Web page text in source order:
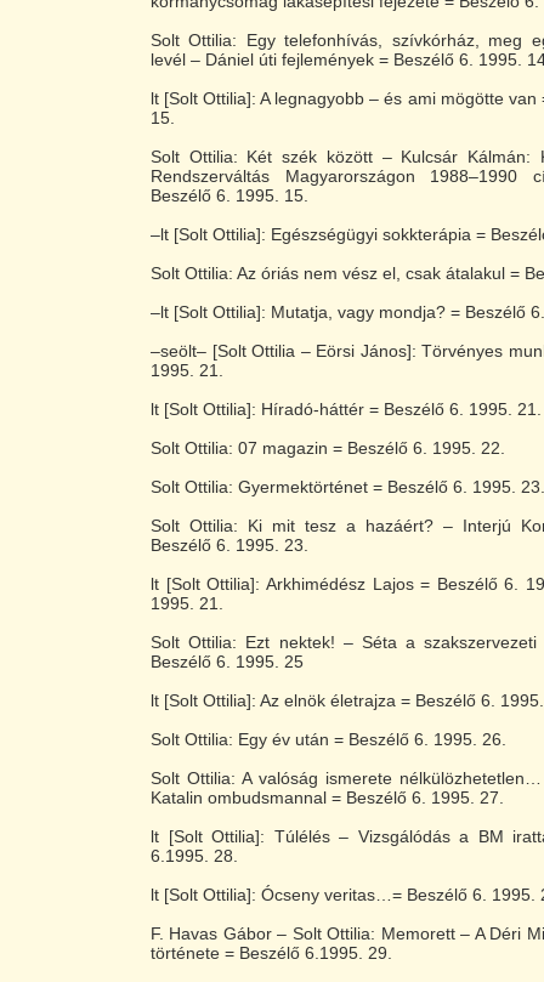
Solt Ottilia: Egy telefonhívás, szívkórház, meg
levél – Dániel úti fejlemények = Beszélő 6. 1995.
lt [Solt Ottilia]: A legnagyobb – és ami mögötte van
15.
Solt Ottilia: Két szék között – Kulcsár Kálmán:
Rendszerváltás Magyarországon 1988–1990
Beszélő 6. 1995. 15.
–lt [Solt Ottilia]: Egészségügyi sokkterápia =
Solt Ottilia: Az óriás nem vész el, csak átalakul =
–lt [Solt Ottilia]: Mutatja, vagy mondja? = Beszélő
–seölt– [Solt Ottilia – Eörsi János]: Törvényes
1995. 21.
lt [Solt Ottilia]: Híradó-háttér = Beszélő 6. 1995. 21.
Solt Ottilia: 07 magazin = Beszélő 6. 1995. 22.
Solt Ottilia: Gyermektörténet = Beszélő 6. 1995. 23.
Solt Ottilia: Ki mit tesz a hazáért? – Interjú
Beszélő 6. 1995. 23.
lt [Solt Ottilia]: Arkhimédész Lajos = Beszélő 6.
1995. 21.
Solt Ottilia: Ezt nektek! – Séta a
Beszélő 6. 1995. 25
lt [Solt Ottilia]: Az elnök életrajza = Beszélő 6.
Solt Ottilia: Egy év után = Beszélő 6. 1995. 26.
Solt Ottilia: A valóság ismerete
Katalin ombudsmannal = Beszélő 6. 1995. 27.
lt [Solt Ottilia]: Túlélés – Vizsgálódás a BM
6.1995. 28.
lt [Solt Ottilia]: Ócseny veritas…= Beszélő 6. 1995.
F. Havas Gábor – Solt Ottilia: Memorett – A Déri
története = Beszélő 6.1995. 29.